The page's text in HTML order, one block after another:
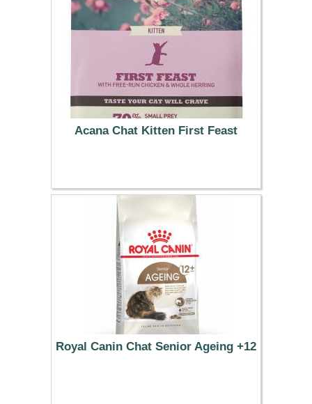
Acana Chat Kitten First Feast
19.99 €
Royal Canin Chat Senior Ageing +12